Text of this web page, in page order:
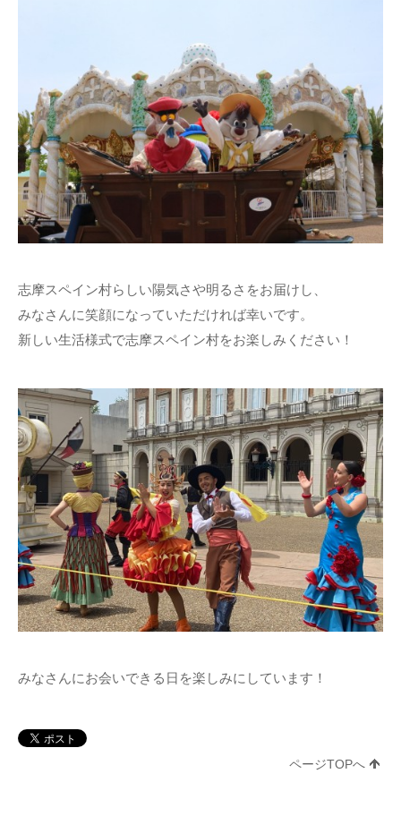
志摩スペイン村らしい陽気さや明るさをお届けし、
みなさんに笑顔になっていただければ幸いです。
新しい生活様式で志摩スペイン村をお楽しみください！
みなさんにお会いできる日を楽しみにしています！
ページTOPへ